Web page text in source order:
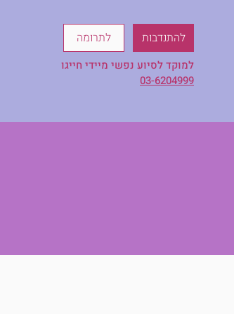
לתרומה להתנדבות
למוקד לסיוע נפשי מיידי חייגו
03-6204999